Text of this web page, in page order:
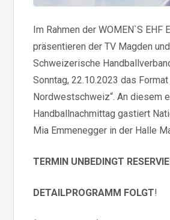
Im Rahmen der WOMEN`S EHF
präsentieren der TV Magden
Schweizerische
Sonntag, 22.10.2023 das
Nordwestschweiz“. An diesem
Handballnachmittag gastiert
Mia Emmenegger in der Halle
TERMIN UNBEDINGT
DETAILPROGRAMM FOLGT!